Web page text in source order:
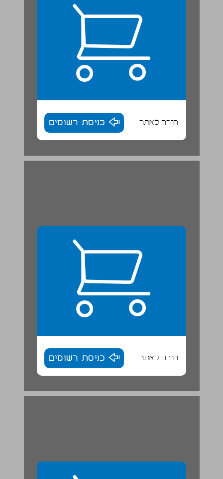
חזרה לאתר כניסת רשומים
חזרה לאתר כניסת רשומים